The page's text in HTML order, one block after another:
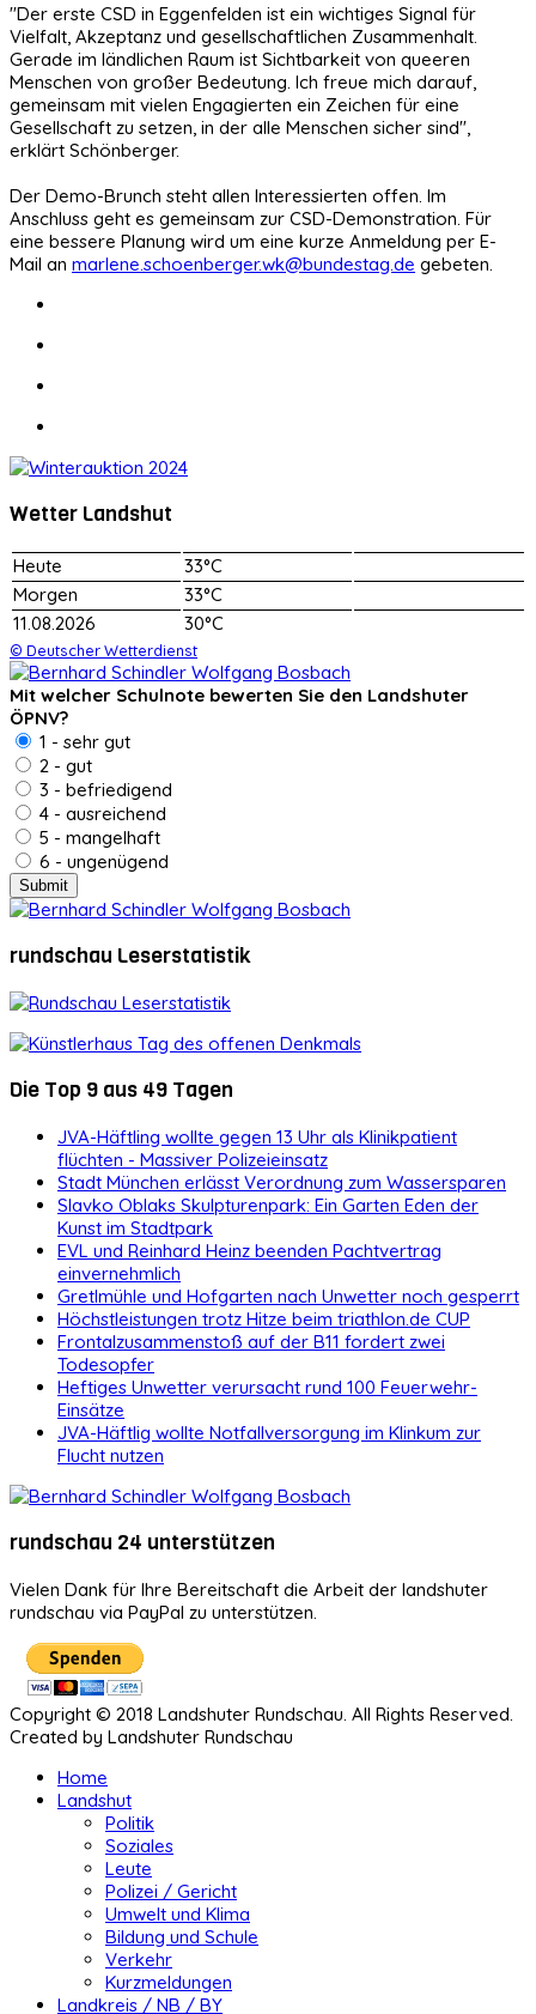
"Der erste CSD in Eggenfelden ist ein wichtiges Signal für
Vielfalt, Akzeptanz und gesellschaftlichen Zusammenhalt.
Gerade im ländlichen Raum ist Sichtbarkeit von queeren
Menschen von großer Bedeutung. Ich freue mich darauf,
gemeinsam mit vielen Engagierten ein Zeichen für eine
Gesellschaft zu setzen, in der alle Menschen sicher sind",
erklärt Schönberger.
Der Demo-Brunch steht allen Interessierten offen. Im
Anschluss geht es gemeinsam zur CSD-Demonstration. Für
eine bessere Planung wird um eine kurze Anmeldung per E-
Mail an marlene.schoenberger.wk@bundestag.de gebeten.
Wetter Landshut
Heute
33°C
Morgen
33°C
11.08.2026
30°C
© Deutscher Wetterdienst
Mit welcher Schulnote bewerten Sie den Landshuter
ÖPNV?
1 - sehr gut
2 - gut
3 - befriedigend
4 - ausreichend
5 - mangelhaft
6 - ungenügend
rundschau Leserstatistik
Die Top 9 aus 49 Tagen
JVA-Häftling wollte gegen 13 Uhr als Klinikpatient
flüchten - Massiver Polizeieinsatz
Stadt München erlässt Verordnung zum Wassersparen
Slavko Oblaks Skulpturenpark: Ein Garten Eden der
Kunst im Stadtpark
EVL und Reinhard Heinz beenden Pachtvertrag
einvernehmlich
Gretlmühle und Hofgarten nach Unwetter noch gesperrt
Höchstleistungen trotz Hitze beim triathlon.de CUP
Frontalzusammenstoß auf der B11 fordert zwei
Todesopfer
Heftiges Unwetter verursacht rund 100 Feuerwehr-
Einsätze
JVA-Häftlig wollte Notfallversorgung im Klinkum zur
Flucht nutzen
rundschau 24 unterstützen
Vielen Dank für Ihre Bereitschaft die Arbeit der landshuter
rundschau via PayPal zu unterstützen.
Copyright © 2018 Landshuter Rundschau. All Rights Reserved.
Created by Landshuter Rundschau
Home
Landshut
Politik
Soziales
Leute
Polizei / Gericht
Umwelt und Klima
Bildung und Schule
Verkehr
Kurzmeldungen
Landkreis / NB / BY